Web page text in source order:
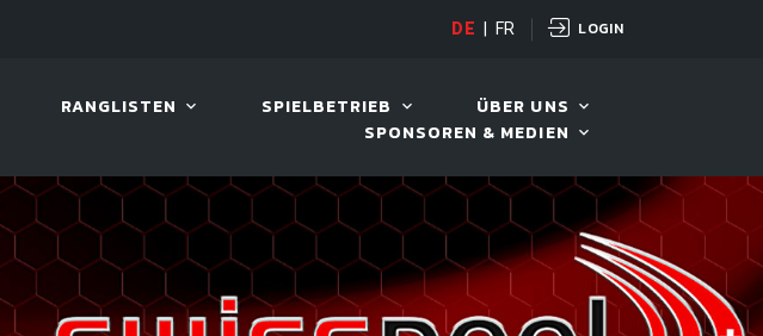
11. AUG. 2026, 19:30
DE FR LOGIN
RANGLISTEN SPIELBETRIEB
ÜBER UNS
SPONSOREN & MEDIEN